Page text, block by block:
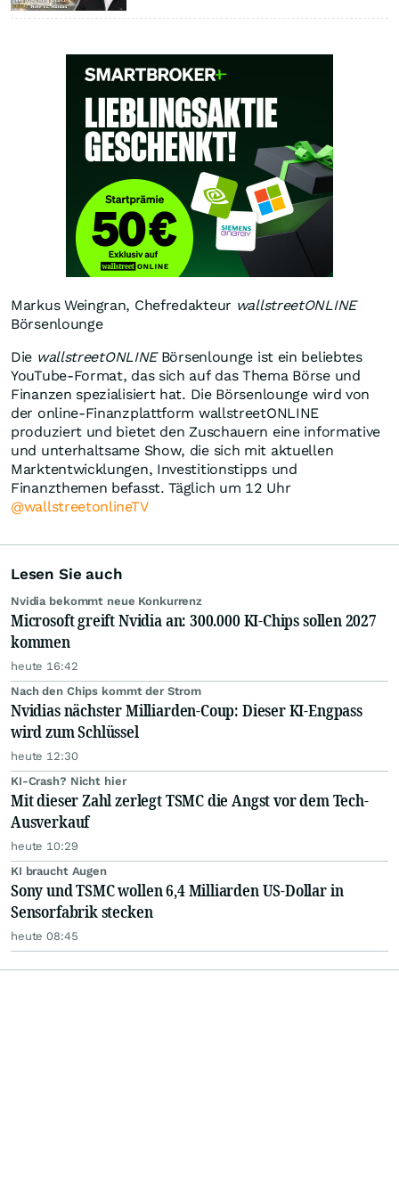
Markus Weingran, Chefredakteur wallstreetONLINE
Börsenlounge
Die wallstreetONLINEBörsenlounge ist ein beliebtes
YouTube-Format, das sich auf das Thema Börse und
Finanzen spezialisiert hat. Die Börsenlounge wird von
der online-Finanzplattform wallstreetONLINE
produziert und bietet den Zuschauern eine informative
und unterhaltsame Show, die sich mit aktuellen
Marktentwicklungen, Investitionstipps und
Finanzthemen befasst. Täglich um 12 Uhr
@wallstreetonlineTV
Lesen Sie auch
Nvidia bekommt neue Konkurrenz
Microsoft greift Nvidia an: 300.000 KI-Chips sollen 2027
kommen
heute 16:42
Nach den Chips kommt der Strom
Nvidias nächster Milliarden-Coup: Dieser KI-Engpass
wird zum Schlüssel
heute 12:30
KI-Crash? Nicht hier
Mit dieser Zahl zerlegt TSMC die Angst vor dem Tech-
Ausverkauf
heute 10:29
KI braucht Augen
Sony und TSMC wollen 6,4 Milliarden US-Dollar in
Sensorfabrik stecken
heute 08:45